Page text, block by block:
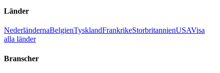
Länder
NederländernaBelgienTysklandFrankrikeStorbritannienUSAVisa
alla länder
Branscher